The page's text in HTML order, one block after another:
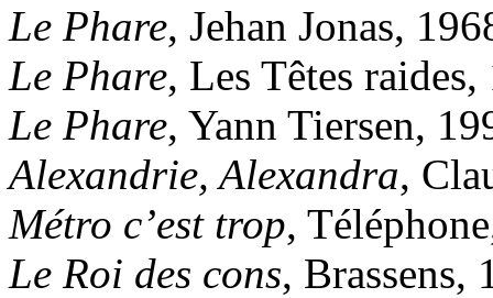
Le Phare, Jehan Jonas,
Le Phare, Les Têtes raides,
Le Phare, Yann Tiersen,
Alexandrie, Alexandra,
Métro c’est trop,
Le Roi des cons, Brassens,